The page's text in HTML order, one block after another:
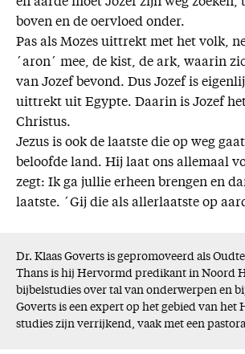
boven en de oervloed onder.
Pas als Mozes uittrekt met het volk,
´aron´ mee, de kist, de ark, waarin
van Jozef bevond. Dus Jozef is
uittrekt uit Egypte. Daarin is Jozef
Christus.
Jezus is ook de laatste die op weg
beloofde land. Hij laat ons allemaal
zegt: Ik ga jullie erheen brengen en
laatste. ´Gij die als allerlaatste op
Dr. Klaas Goverts is gepromoveerd als
Thans is hij Hervormd predikant in Noord
bijbelstudies over tal van onderwerpen en
Goverts is een expert op het gebied van het
studies zijn verrijkend, vaak met een